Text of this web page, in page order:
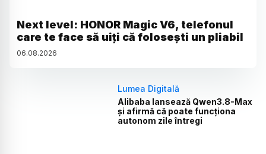
Next level: HONOR Magic V6, telefonul
care te face să uiți că folosești un pliabil
06.08.2026
Lumea Digitală
Alibaba lansează Qwen3.8-Max
și afirmă că poate funcționa
autonom zile întregi